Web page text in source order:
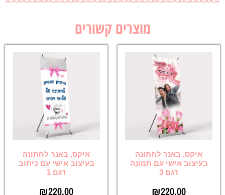
מוצרים קשורים
איקס, באנר לחתונה
בעיצוב אישי עם תמונה
דגם 3
₪220.00
איקס, באנר לחתונה
בעיצוב אישי עם כיתוב
דגם 1
₪220.00